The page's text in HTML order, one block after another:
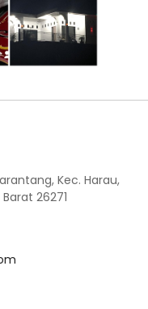
Kec. Harau,
26271